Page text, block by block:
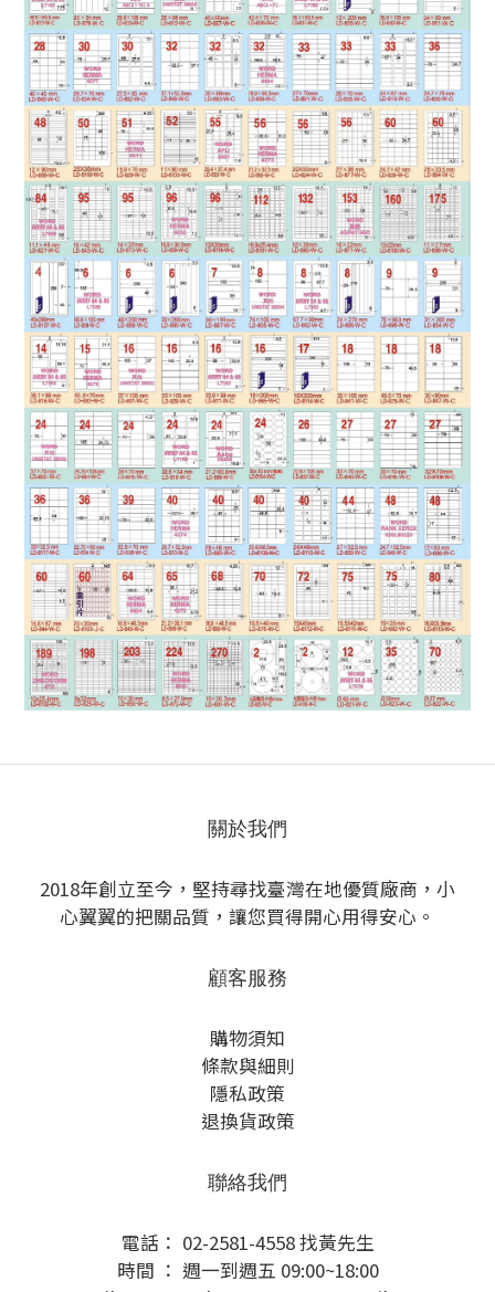
關於我們
2018年創立至今，堅持尋找臺灣在地優質廠商，小
心翼翼的把關品質，讓您買得開心用得安心。
顧客服務
購物須知
條款與細則
隱私政策
退換貨政策
聯絡我們
電話： 02-2581-4558 找黃先生
時間 ： 週一到週五 09:00~18:00